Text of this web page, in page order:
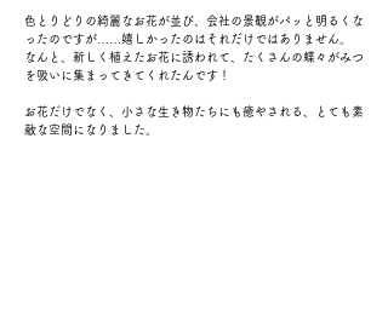
色とりどりの綺麗なお花が並び、会社の景観がパッと明るくな
ったのですが……嬉しかったのはそれだけではありません。
なんと、新しく植えたお花に誘われて、たくさんの蝶々がみつ
を吸いに集まってきてくれたんです！
お花だけでなく、小さな生き物たちにも癒やされる、とても素
敵な空間になりました。